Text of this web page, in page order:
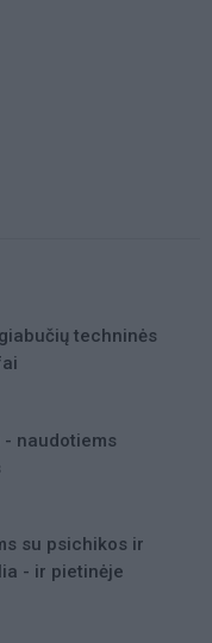
techninės
naudotiems
su psichikos ir
- ir pietinėje